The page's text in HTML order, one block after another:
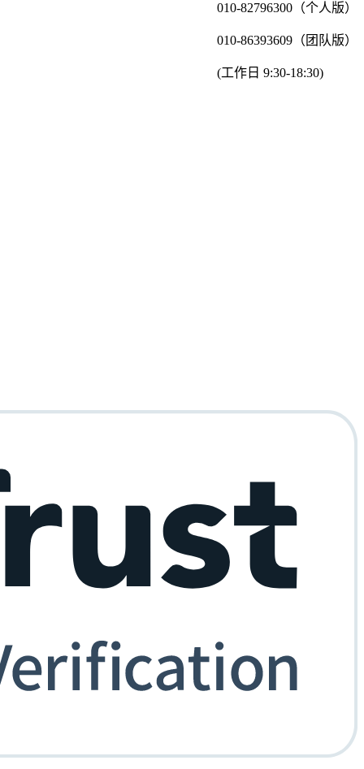
010-82796300（个人版）
010-86393609（团队版）
(工作日 9:30-18:30)